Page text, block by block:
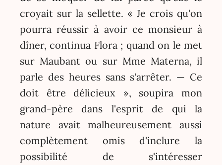
croyait sur la sellette. « Je crois qu'on
pourra réussir à avoir ce monsieur à
dîner, continua Flora ; quand on le met
sur Maubant ou sur Mme Materna, il
parle des heures sans s'arrêter. — Ce
doit être délicieux », soupira mon
grand-père dans l'esprit de qui la
nature avait malheureusement aussi
complètement omis d'inclure la
possibilité de s'intéresser